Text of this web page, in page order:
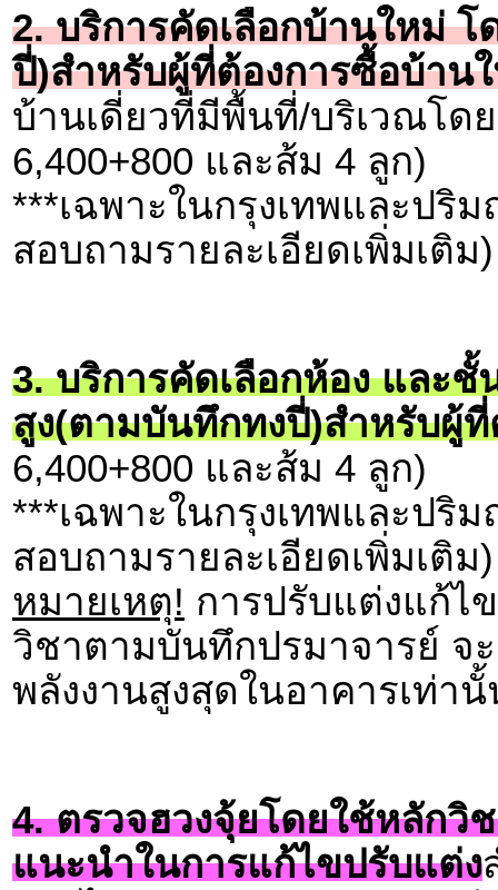
2. บริการคัดเลือกบ้านใหม่
ปี่)สำหรับผู้ที่ต้องการซื้อบ้าน
บ้านเดี่ยวที่มีพื้นที่/บริเวณโดย
6,400+800 และส้ม 4 ลูก)
***เฉพาะในกรุงเทพและป
สอบถามรายละเอียดเพิ่มเติม)
3. บริการคัดเลือกห้อง และ
สูง(ตามบันทึกทงปี่)สำหรับผู้
6,400+800 และส้ม 4 ลูก)
***เฉพาะในกรุงเทพและป
สอบถามรายละเอียดเพิ่มเติม)
หมายเหตุ! การปรับแต่งแก้ไ
วิชาตามบันทึกปรมาจารย์ จ
พลังงานสูงสุดในอาคารเท่า
4. ตรวจฮวงจุ้ยโดยใช้หลัก
แนะนำในการแก้ไขปรับแต่ง